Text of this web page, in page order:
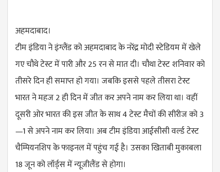
अहमदाबाद।
टीम इंडिया ने इंग्लैंड को अहमदाबाद के नरेंद्र मोदी स्टेडियम में खेले
गए चौथे टेस्ट में पारी और 25 रन से मात दी। चौथा टेस्ट शनिवार को
तीसरे दिन ही समाप्त हो गया। ज​बकि इससे पहले तीसरा टेस्ट
भारत ने महज 2 ही दिन में जीत कर अपने नाम कर लिया था। वहीं
दूसरी ओर भारत की इस जीत के साथ 4 टेस्ट मैचों की सीरीज को 3
—1 से अपने नाम कर ​लिया। अब टीम इंडिया आईसीसी वर्ल्ड टेस्ट
चैम्पियनशिप के फाइनल में पहुंच गई है। उसका खिताबी मुकाबला
18 जून को लॉर्ड्स में न्यूजीलैंड से होगा। ​